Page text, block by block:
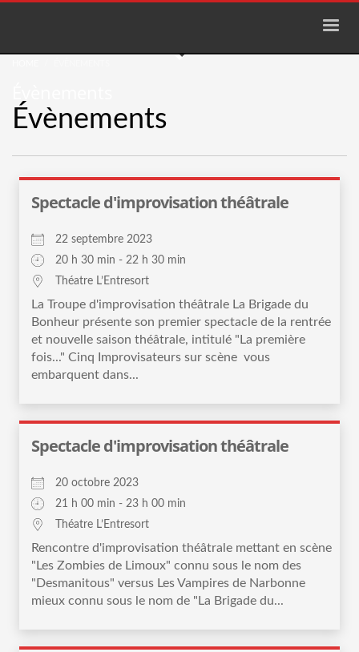
Évènements
Spectacle d'improvisation théâtrale
22 septembre 2023
20 h 30 min - 22 h 30 min
Théatre L’Entresort
La Troupe d'improvisation théâtrale La Brigade du
Bonheur présente son premier spectacle de la rentrée
et nouvelle saison théâtrale, intitulé "La première
fois..." Cinq Improvisateurs sur scène vous
embarquent dans...
Spectacle d'improvisation théâtrale
20 octobre 2023
21 h 00 min - 23 h 00 min
Théatre L’Entresort
Rencontre d'improvisation théâtrale mettant en scène
"Les Zombies de Limoux" connu sous le nom des
"Desmanitous" versus Les Vampires de Narbonne
mieux connu sous le nom de "La Brigade du...